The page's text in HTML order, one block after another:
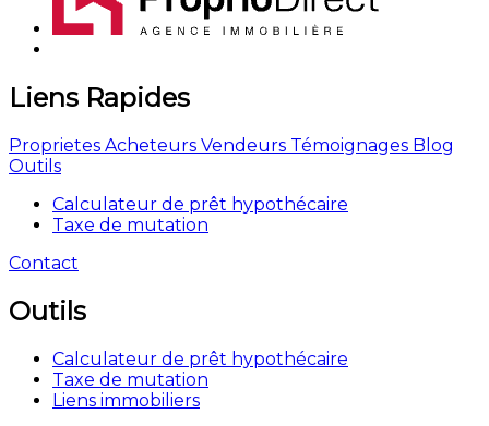
Liens Rapides
Proprietes Acheteurs Vendeurs Témoignages Blog
Outils
Calculateur de prêt hypothécaire
Taxe de mutation
Contact
Outils
Calculateur de prêt hypothécaire
Taxe de mutation
Liens immobiliers